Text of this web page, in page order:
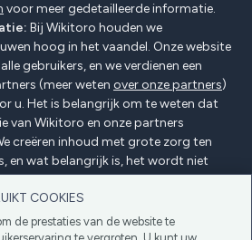
COOKIES
de prestaties van de website te
voor meer gedetailleerde informatie.
Bij Wikitoro houden we
hoog in het vaandel. Onze website
gebruikers, en we verdienen een
(meer weten over onze partners)
u. Het is belangrijk om te weten dat
van Wikitoro en onze partners
creëren inhoud met grote zorg ten
en wat belangrijk is, het wordt niet
met onze